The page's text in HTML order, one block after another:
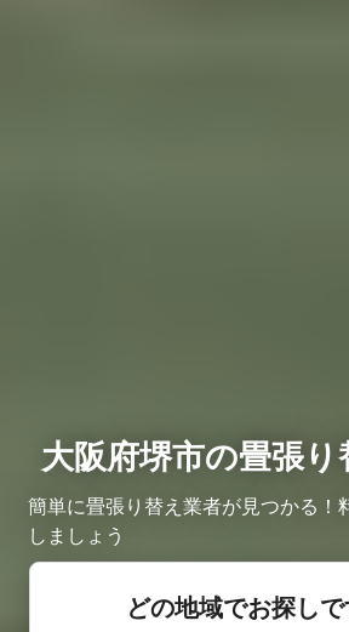
大阪府堺市の畳張り
簡単に畳張り替え業者が見つかる！
しましょう
どの地域でお探しで